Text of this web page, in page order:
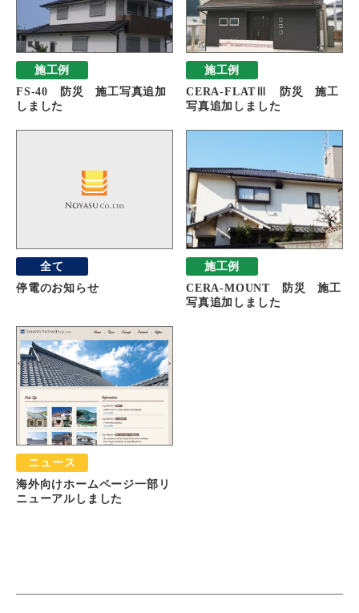
施工例
FS-40 防災 施工写真追加
しました
施工例
CERA-FLATⅢ 防災 施工
写真追加しました
全て
停電のお知らせ
施工例
CERA-MOUNT 防災 施工
写真追加しました
ニュース
海外向けホームページ一部リ
ニューアルしました